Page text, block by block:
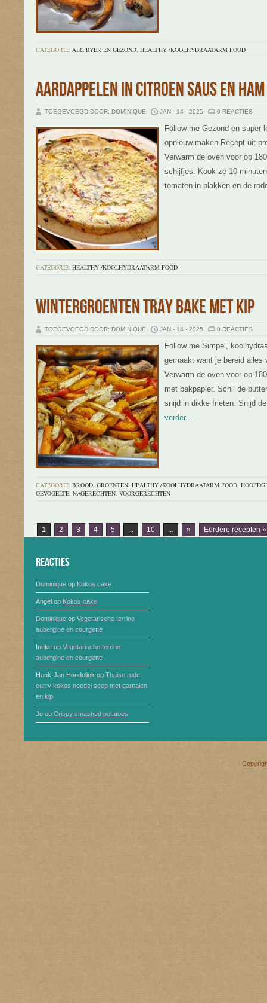
CATEGORIE: AIRFRYER EN GEZOND, HEALTHY /KOOLHYDRAATARM FOOD
AARDAPPELEN IN CITROEN SAUS EN HAM
TOEGEVOEGD DOOR: DOMINIQUE JAN - 14 - 2025 0 REACTIES
Follow me Gezond en super
opnieuw maken.Recept uit
Verwarm de oven voor op
schijfjes. Kook ze 10
tomaten in plakken en de
CATEGORIE: HEALTHY /KOOLHYDRAATARM FOOD
WINTERGROENTEN TRAY BAKE MET KIP
TOEGEVOEGD DOOR: DOMINIQUE JAN - 14 - 2025 0 REACTIES
Follow me Simpel,
gemaakt want je bereid alles
Verwarm de oven voor op
met bakpapier. Schil de
snijd in dikke frieten. Snijd
verder...
CATEGORIE: BROOD, GROENTEN, HEALTHY /KOOLHYDRAATARM FOOD,
GEVOGELTE, NAGERECHTEN, VOORGERECHTEN
1 2 3 4 5 ... 10 ... » Eerdere recepten »
Reacties
Dominique op Kokos cake
Angel op Kokos cake
Dominique op Vegetarische terrine
aubergine en courgette
Ineke op Vegetarische terrine
aubergine en courgette
Henk-Jan Hondelink op Thaise rode
curry kokos noedel soep met garnalen
en kip
Jo op Crispy smashed potatoes